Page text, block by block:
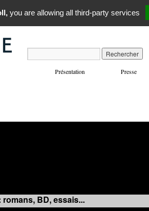
Présentation Presse
BD, essais...
you are allowing all third-party services